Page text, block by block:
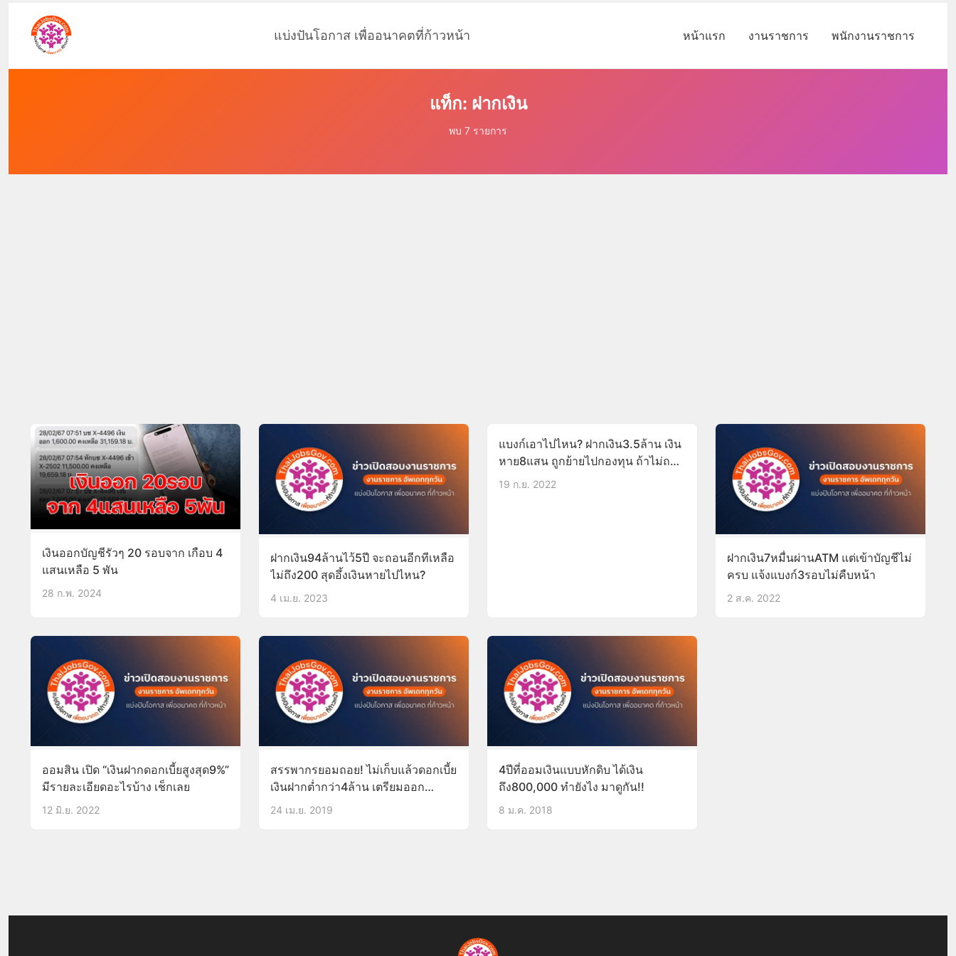
แบ่งปันโอกาส เพื่ออนาคตที่ก้าวหน้า หน้าแรก งานราชการ พนักงานราชการ
แท็ก: ฝากเงิน
พบ 7 รายการ
เงินออกบัญชีรัวๆ 20 รอบจาก เกือบ 4
แสนเหลือ 5 พัน
28 ก.พ. 2024
ฝากเงิน94ล้านไว้5ปี จะถอนอีกทีเหลือ
ไม่ถึง200 สุดอึ้งเงินหายไปไหน?
4 เม.ย. 2023
แบงก์เอาไปไหน? ฝากเงิน3.5ล้าน เงิน
หาย8แสน ถูกย้ายไปกองทุน ถ้าไม่ถอน
เงินไม่รู้เลย
19 ก.ย. 2022
ฝากเงิน7หมื่นผ่านATM แต่เข้าบัญชีไม่
ครบ แจ้งแบงก์3รอบไม่คืบหน้า
2 ส.ค. 2022
ออมสิน เปิด “เงินฝากดอกเบี้ยสูงสุด9%”
มีรายละเอียดอะไรบ้าง เช็กเลย
12 มิ.ย. 2022
สรรพากรยอมถอย! ไม่เก็บแล้วดอกเบี้ย
เงินฝากต่ำกว่า4ล้าน เตรียมออก
ประกาศแก้ไขสัปดาห์นี้ ยันไม่ได้ทำ
24 เม.ย. 2019
4ปีที่ออมเงินแบบหักดิบ ได้เงิน
ถึง800,000 ทำยังไง มาดูกัน!!
8 ม.ค. 2018